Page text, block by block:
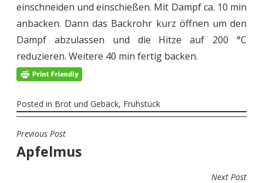
einschneiden und einschießen. Mit Dampf ca. 10 min
anbacken. Dann das Backrohr kurz öffnen um den
Dampf abzulassen und die Hitze auf 200 °C
reduzieren. Weitere 40 min fertig backen.
Posted in Brot und Gebäck, Frühstück
BEITRAGSNAVIGATION
Previous Post
Apfelmus
Next Post